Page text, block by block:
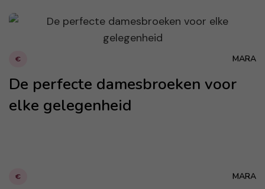
€ MARA
De perfecte damesbroeken voor
elke gelegenheid
€ MARA